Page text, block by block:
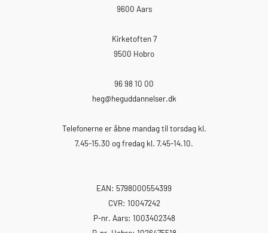
9600 Aars
Kirketoften 7
9500 Hobro
96 98 10 00
heg@heguddannelser.dk
Telefonerne er åbne mandag til torsdag kl.
7.45-15.30 og fredag kl. 7.45-14.10.
EAN: 5798000554399
CVR: 10047242
P-nr. Aars: 1003402348